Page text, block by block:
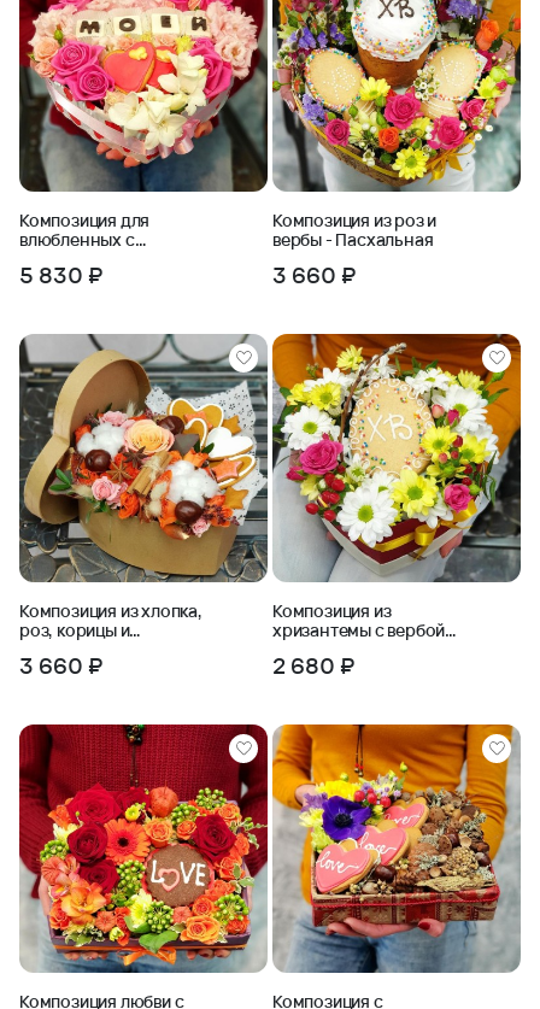
Композиция для
влюбленных с
буквами
5 830 ₽
Композиция из роз и
вербы - Пасхальная
3 660 ₽
Композиция из хлопка,
роз, корицы и
3 660 ₽
Композиция из
хризантемы с вербой
2 680 ₽
Композиция любви с Композиция с